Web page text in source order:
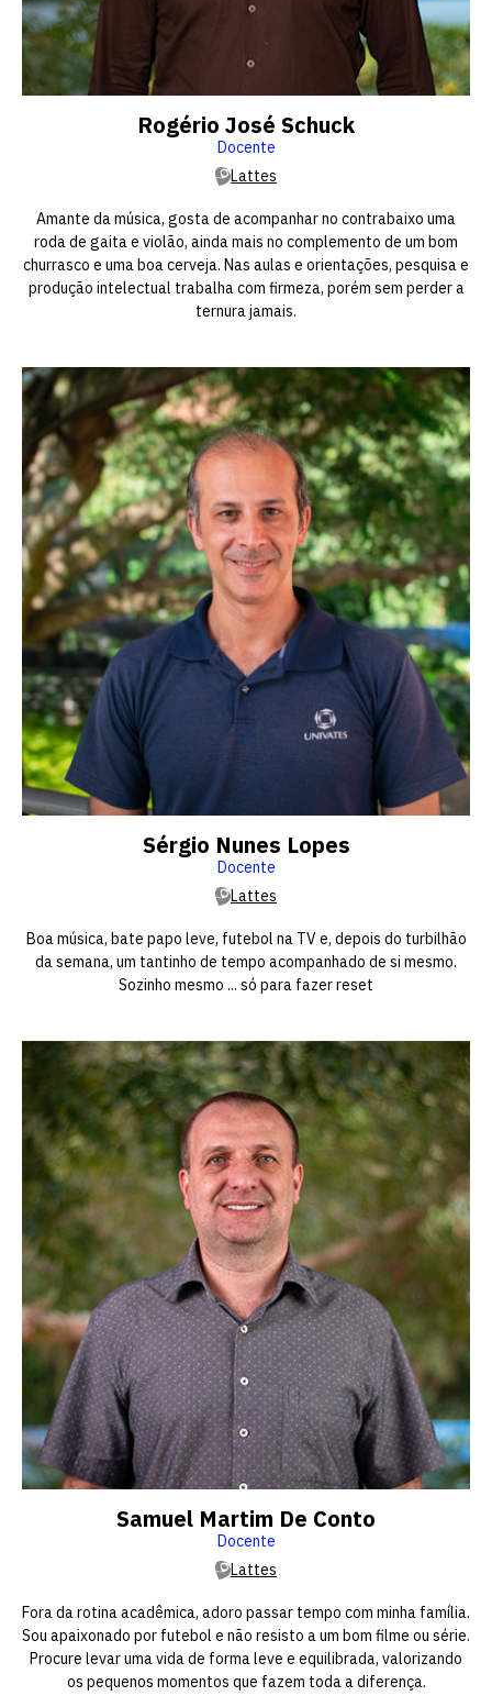
Rogério José Schuck
Docente
Lattes
Amante da música, gosta de acompanhar no contrabaixo uma
roda de gaita e violão, ainda mais no complemento de um bom
churrasco e uma boa cerveja. Nas aulas e orientações, pesquisa e
produção intelectual trabalha com firmeza, porém sem perder a
ternura jamais.
Sérgio Nunes Lopes
Docente
Lattes
Boa música, bate papo leve, futebol na TV e, depois do turbilhão
da semana, um tantinho de tempo acompanhado de si mesmo.
Sozinho mesmo ... só para fazer reset
Samuel Martim De Conto
Docente
Lattes
Fora da rotina acadêmica, adoro passar tempo com minha família.
Sou apaixonado por futebol e não resisto a um bom filme ou série.
Procure levar uma vida de forma leve e equilibrada, valorizando
os pequenos momentos que fazem toda a diferença.
Escolha a vaga que você
quer concorrer:
vagas para início de curso
vagas a partir do 2º ano de curso